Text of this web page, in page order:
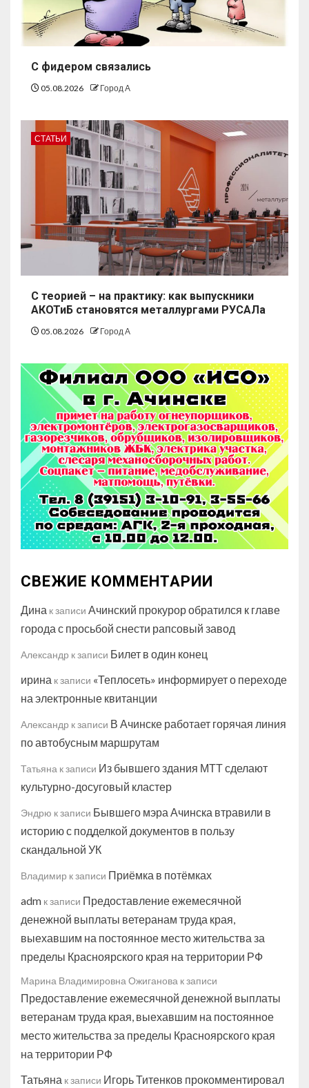
С фидером связались
05.08.2026 Город А
СТАТЬИ
С теорией – на практику: как выпускники
АКОТиБ становятся металлургами РУСАЛа
05.08.2026 Город А
СВЕЖИЕ КОММЕНТАРИИ
Дина к записи Ачинский прокурор обратился к главе
города с просьбой снести рапсовый завод
Александр к записи Билет в один конец
ирина к записи «Теплосеть» информирует о переходе
на электронные квитанции
Александр к записи В Ачинске работает горячая линия
по автобусным маршрутам
Татьяна к записи Из бывшего здания МТТ сделают
культурно-досуговый кластер
Эндрю к записи Бывшего мэра Ачинска втравили в
историю с подделкой документов в пользу
скандальной УК
Владимир к записи Приёмка в потёмках
adm к записи Предоставление ежемесячной
денежной выплаты ветеранам труда края,
выехавшим на постоянное место жительства за
пределы Красноярского края на территории РФ
Марина Владимировна Ожиганова к записи
Предоставление ежемесячной денежной выплаты
ветеранам труда края, выехавшим на постоянное
место жительства за пределы Красноярского края
на территории РФ
Татьяна к записи Игорь Титенков прокомментировал